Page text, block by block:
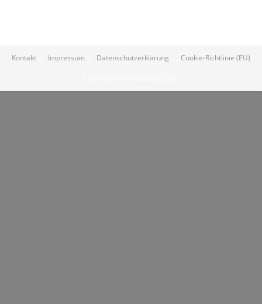
Kontakt Impressum Datenschutzerklärung Cookie-Richtlinie (EU)